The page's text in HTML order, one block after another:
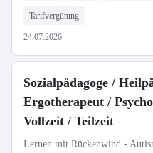
Tarifvergütung
24.07.2026
Sozialpädagoge /
Ergotherapeut /
Vollzeit / Teilzeit
Lernen mit Rückenwind -